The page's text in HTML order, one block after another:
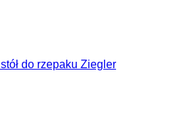
stół do rzepaku Ziegler